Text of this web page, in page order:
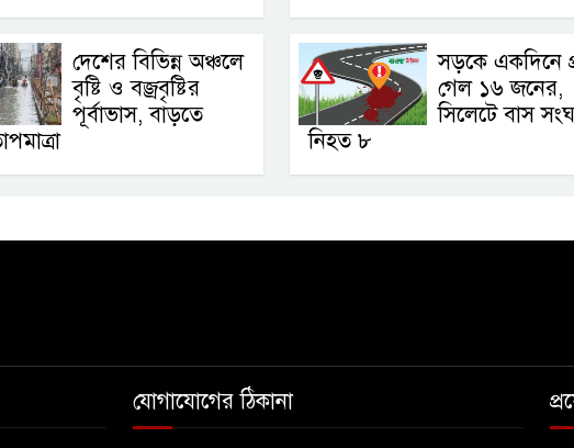
দেশের বিভিন্ন অঞ্চলে
বৃষ্টি ও বজ্রবৃষ্টির
পূর্বাভাস, বাড়তে
সড়কে একদিনে
গেল ১৬ জনের,
সিলেটে বাস
নিহত ৮
যোগাযোগের ঠিকানা